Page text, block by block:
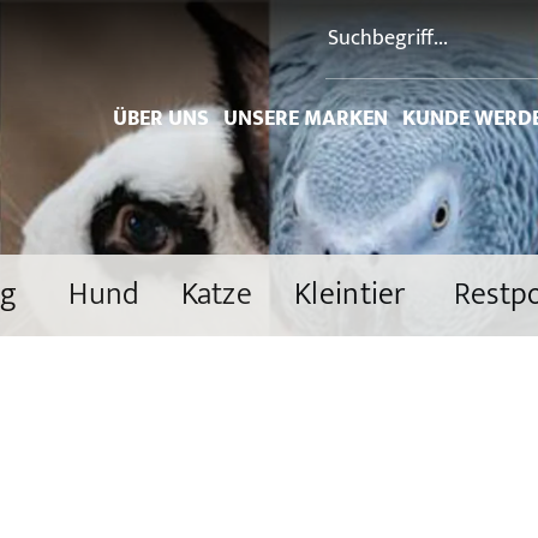
ÜBER UNS UNSERE MARKEN KUNDE
Hund Katze Kleintier